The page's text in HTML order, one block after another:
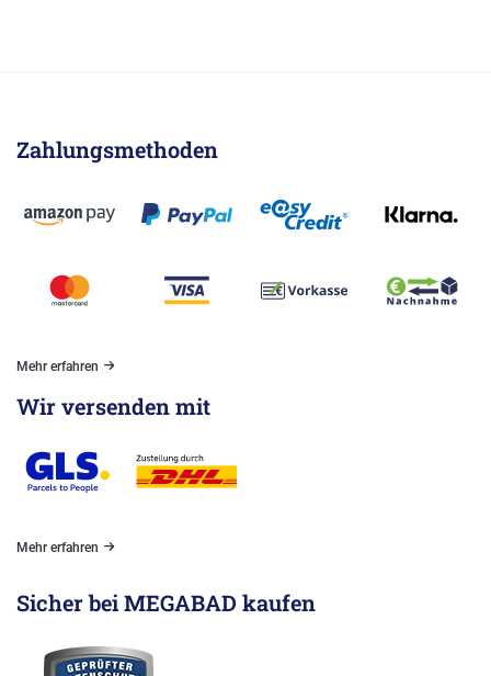
Zahlungsmethoden
Mehr erfahren
Wir versenden mit
Mehr erfahren
Sicher bei MEGABAD kaufen